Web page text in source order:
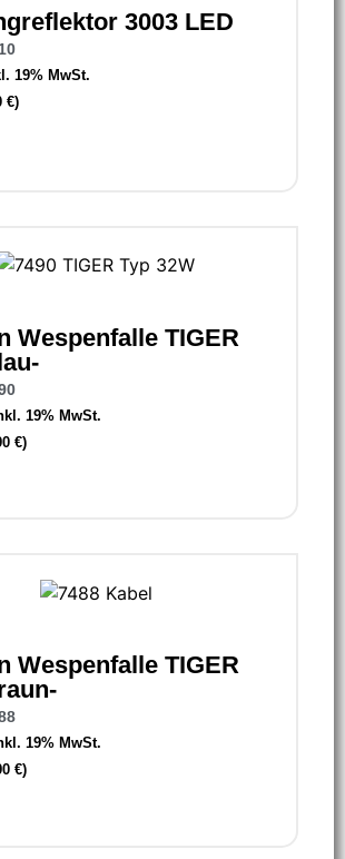
3003 LED
19% MwSt.
€)
Wespenfalle TIGER
19% MwSt.
€)
Wespenfalle TIGER
19% MwSt.
€)